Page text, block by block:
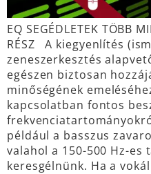
EQ SEGÉDLETEK TÖBB
RÉSZ A kiegyenlítés
zeneszerkesztés
egészen biztosan
minőségének
kapcsolatban fontos
például a basszus
valahol a 150-500 Hz-
keresgélnünk. Ha a